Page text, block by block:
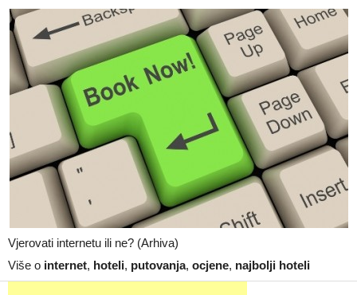
Vjerovati internetu ili ne? (Arhiva)
Više o internet, hoteli, putovanja, ocjene, najbolji hoteli